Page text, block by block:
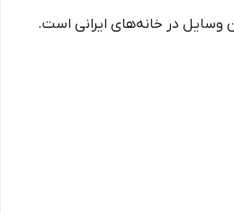
وسایل در خانه‌های ایرانی است.